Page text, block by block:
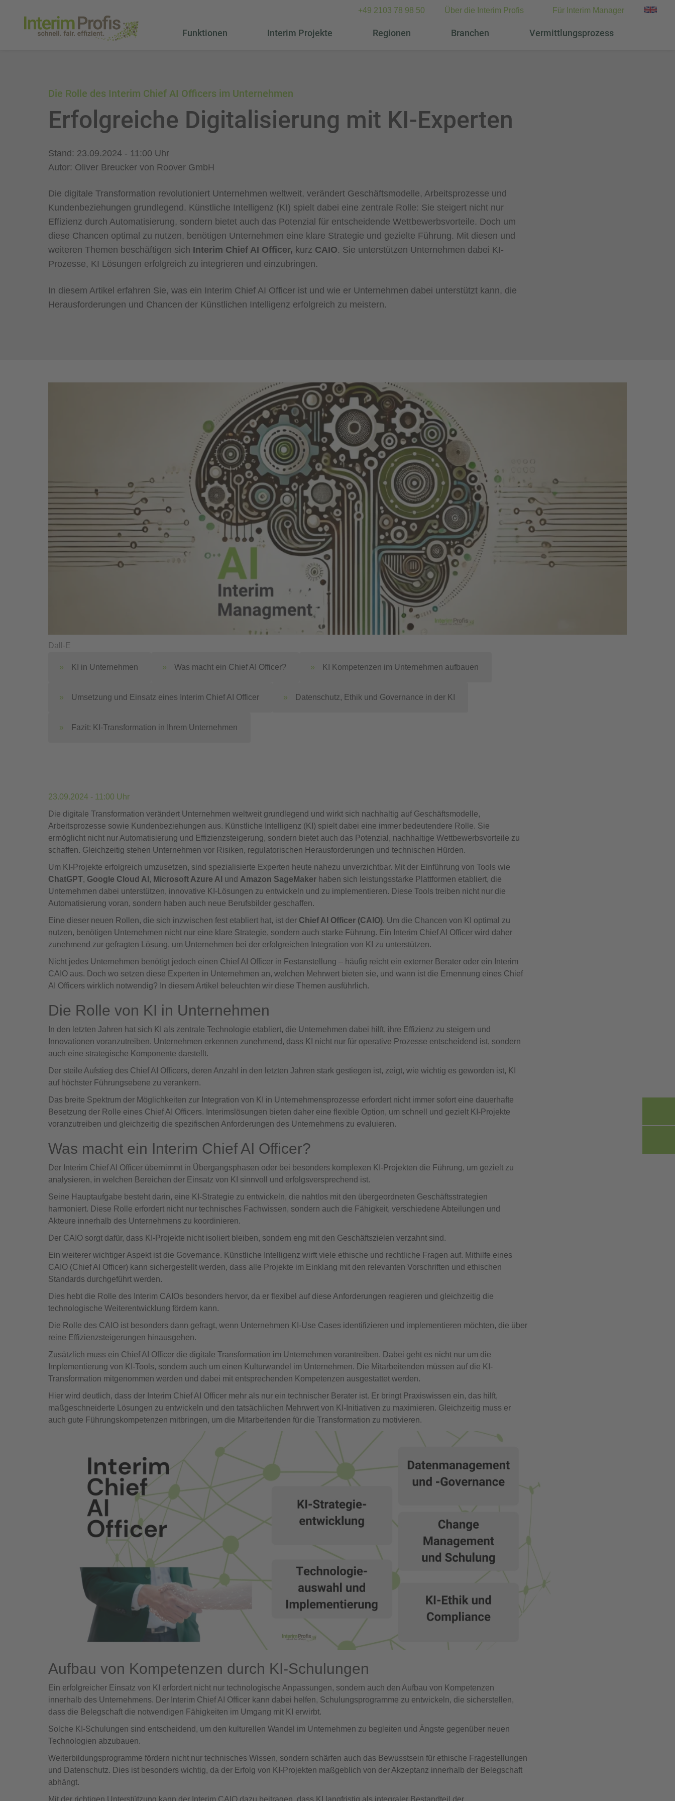
+49 2103 78 98 50 Über die Interim Profis Für Interim Manager
Funktionen Interim Projekte Regionen Branchen Vermittlungsprozess
Die Rolle des Interim Chief AI Officers im Unternehmen
Erfolgreiche Digitalisierung mit KI-Experten
Stand: 23.09.2024 - 11:00 Uhr
Autor: Oliver Breucker von Roover GmbH
Die digitale Transformation revolutioniert Unternehmen weltweit, verändert Geschäftsmodelle, Arbeitsprozesse und
Kundenbeziehungen grundlegend. Künstliche Intelligenz (KI) spielt dabei eine zentrale Rolle: Sie steigert nicht nur
Effizienz durch Automatisierung, sondern bietet auch das Potenzial für entscheidende Wettbewerbsvorteile. Doch um
diese Chancen optimal zu nutzen, benötigen Unternehmen eine klare Strategie und gezielte Führung. Mit diesen und
weiteren Themen beschäftigen sich Interim Chief AI Officer, kurz CAIO. Sie unterstützen Unternehmen dabei KI-
Prozesse, KI Lösungen erfolgreich zu integrieren und einzubringen.
In diesem Artikel erfahren Sie, was ein Interim Chief AI Officer ist und wie er Unternehmen dabei unterstützt kann, die
Herausforderungen und Chancen der Künstlichen Intelligenz erfolgreich zu meistern.
Dall-E
KI in Unternehmen Was macht ein Chief AI Officer? KI Kompetenzen im Unternehmen aufbauen
Umsetzung und Einsatz eines Interim Chief AI Officer Datenschutz, Ethik und Governance in der KI
Fazit: KI-Transformation in Ihrem Unternehmen
23.09.2024 - 11:00 Uhr
Die digitale Transformation verändert Unternehmen weltweit grundlegend und wirkt sich nachhaltig auf Geschäftsmodelle,
Arbeitsprozesse sowie Kundenbeziehungen aus. Künstliche Intelligenz (KI) spielt dabei eine immer bedeutendere Rolle. Sie
ermöglicht nicht nur Automatisierung und Effizienzsteigerung, sondern bietet auch das Potenzial, nachhaltige Wettbewerbsvorteile zu
schaffen. Gleichzeitig stehen Unternehmen vor Risiken, regulatorischen Herausforderungen und technischen Hürden.
Um KI-Projekte erfolgreich umzusetzen, sind spezialisierte Experten heute nahezu unverzichtbar. Mit der Einführung von Tools wie
ChatGPT, Google Cloud AI , Microsoft Azure AI und Amazon SageMaker haben sich leistungsstarke Plattformen etabliert, die
Unternehmen dabei unterstützen, innovative KI-Lösungen zu entwickeln und zu implementieren. Diese Tools treiben nicht nur die
Automatisierung voran, sondern haben auch neue Berufsbilder geschaffen.
Eine dieser neuen Rollen, die sich inzwischen fest etabliert hat, ist der Chief AI Officer (CAIO). Um die Chancen von KI optimal zu
nutzen, benötigen Unternehmen nicht nur eine klare Strategie, sondern auch starke Führung. Ein Interim Chief AI Officer wird daher
zunehmend zur gefragten Lösung, um Unternehmen bei der erfolgreichen Integration von KI zu unterstützen.
Nicht jedes Unternehmen benötigt jedoch einen Chief AI Officer in Festanstellung – häufig reicht ein externer Berater oder ein Interim
CAIO aus. Doch wo setzen diese Experten in Unternehmen an, welchen Mehrwert bieten sie, und wann ist die Ernennung eines Chief
AI Officers wirklich notwendig? In diesem Artikel beleuchten wir diese Themen ausführlich.
Die Rolle von KI in Unternehmen
In den letzten Jahren hat sich KI als zentrale Technologie etabliert, die Unternehmen dabei hilft, ihre Effizienz zu steigern und
Innovationen voranzutreiben. Unternehmen erkennen zunehmend, dass KI nicht nur für operative Prozesse entscheidend ist, sondern
auch eine strategische Komponente darstellt.
Der steile Aufstieg des Chief AI Officers, deren Anzahl in den letzten Jahren stark gestiegen ist, zeigt, wie wichtig es geworden ist, KI
auf höchster Führungsebene zu verankern.
Das breite Spektrum der Möglichkeiten zur Integration von KI in Unternehmensprozesse erfordert nicht immer sofort eine dauerhafte
Besetzung der Rolle eines Chief AI Officers. Interimslösungen bieten daher eine flexible Option, um schnell und gezielt KI-Projekte
voranzutreiben und gleichzeitig die spezifischen Anforderungen des Unternehmens zu evaluieren.
Was macht ein Interim Chief AI Officer?
Der Interim Chief AI Officer übernimmt in Übergangsphasen oder bei besonders komplexen KI-Projekten die Führung, um gezielt zu
analysieren, in welchen Bereichen der Einsatz von KI sinnvoll und erfolgsversprechend ist.
Seine Hauptaufgabe besteht darin, eine KI-Strategie zu entwickeln, die nahtlos mit den übergeordneten Geschäftsstrategien
harmoniert. Diese Rolle erfordert nicht nur technisches Fachwissen, sondern auch die Fähigkeit, verschiedene Abteilungen und
Akteure innerhalb des Unternehmens zu koordinieren.
Der CAIO sorgt dafür, dass KI-Projekte nicht isoliert bleiben, sondern eng mit den Geschäftszielen verzahnt sind.
Ein weiterer wichtiger Aspekt ist die Governance. Künstliche Intelligenz wirft viele ethische und rechtliche Fragen auf. Mithilfe eines
CAIO (Chief AI Officer) kann sichergestellt werden, dass alle Projekte im Einklang mit den relevanten Vorschriften und ethischen
Standards durchgeführt werden.
Dies hebt die Rolle des Interim CAIOs besonders hervor, da er flexibel auf diese Anforderungen reagieren und gleichzeitig die
technologische Weiterentwicklung fördern kann.
Die Rolle des CAIO ist besonders dann gefragt, wenn Unternehmen KI-Use Cases identifizieren und implementieren möchten, die über
reine Effizienzsteigerungen hinausgehen.
Zusätzlich muss ein Chief AI Officer die digitale Transformation im Unternehmen vorantreiben. Dabei geht es nicht nur um die
Implementierung von KI-Tools, sondern auch um einen Kulturwandel im Unternehmen. Die Mitarbeitenden müssen auf die KI-
Transformation mitgenommen werden und dabei mit entsprechenden Kompetenzen ausgestattet werden.
Hier wird deutlich, dass der Interim Chief AI Officer mehr als nur ein technischer Berater ist. Er bringt Praxiswissen ein, das hilft,
maßgeschneiderte Lösungen zu entwickeln und den tatsächlichen Mehrwert von KI-Initiativen zu maximieren. Gleichzeitig muss er
auch gute Führungskompetenzen mitbringen, um die Mitarbeitenden für die Transformation zu motivieren.
Aufbau von Kompetenzen durch KI-Schulungen
Ein erfolgreicher Einsatz von KI erfordert nicht nur technologische Anpassungen, sondern auch den Aufbau von Kompetenzen
innerhalb des Unternehmens. Der Interim Chief AI Officer kann dabei helfen, Schulungsprogramme zu entwickeln, die sicherstellen,
dass die Belegschaft die notwendigen Fähigkeiten im Umgang mit KI erwirbt.
Solche KI-Schulungen sind entscheidend, um den kulturellen Wandel im Unternehmen zu begleiten und Ängste gegenüber neuen
Technologien abzubauen.
Weiterbildungsprogramme fördern nicht nur technisches Wissen, sondern schärfen auch das Bewusstsein für ethische Fragestellungen
und Datenschutz. Dies ist besonders wichtig, da der Erfolg von KI-Projekten maßgeblich von der Akzeptanz innerhalb der Belegschaft
abhängt.